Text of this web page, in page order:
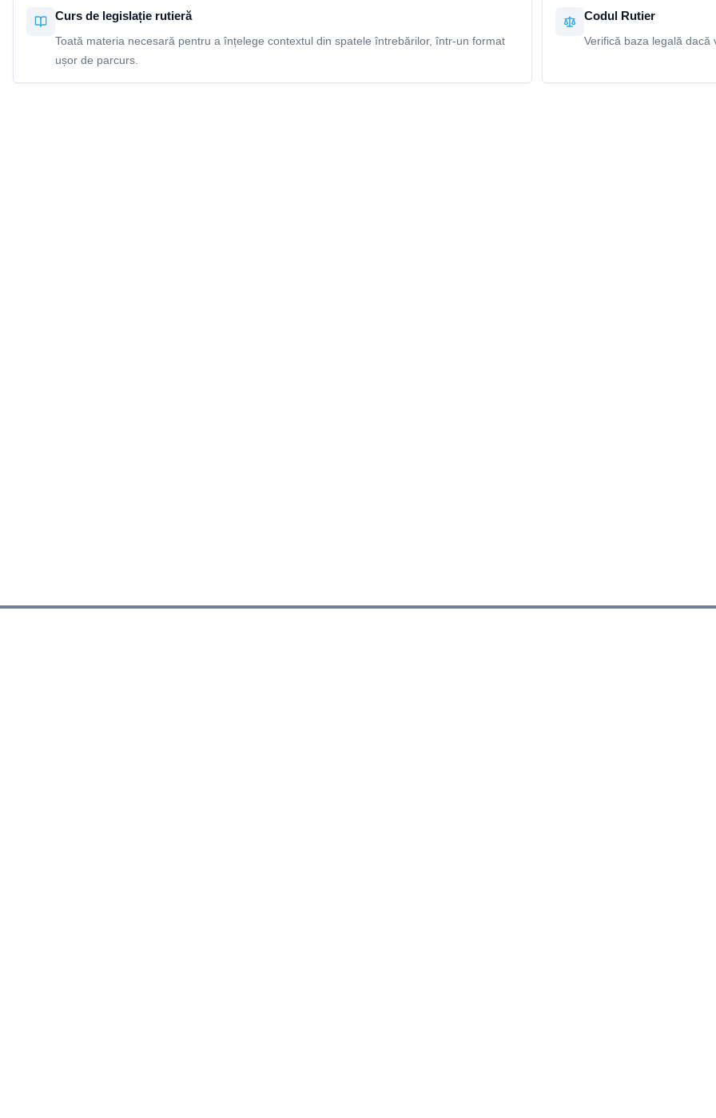
Curs de legislație rutieră
Toată materia necesară pentru a înțelege contextul din spatele întrebărilor, într-un format
ușor de parcurs.
Codul Rutier
Verifică baza legală